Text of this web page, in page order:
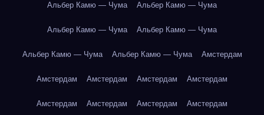
Альбер Камю — Чума Альбер Камю — Чума
Альбер Камю — Чума Альбер Камю — Чума
Альбер Камю — Чума Альбер Камю — Чума Амстердам
Амстердам Амстердам Амстердам Амстердам
Амстердам Амстердам Амстердам Амстердам